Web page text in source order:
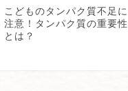
こどものタンパク質不足に
注意！タンパク質の重要性
とは？